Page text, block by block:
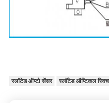
स्लॉटेड ऑप्टो सेंसर स्लॉटेड ऑप्टिकल स्विच